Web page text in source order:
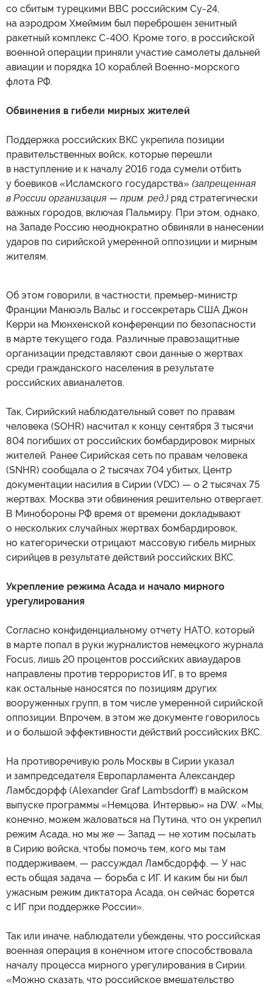
со сбитым турецкими ВВС российским Су-24,
на аэродром Хмеймим был переброшен зенитный
ракетный комплекс С-400. Кроме того, в российской
военной операции приняли участие самолеты дальней
авиации и порядка 10 кораблей Военно-морского
флота РФ.
Обвинения в гибели мирных жителей
Поддержка российских ВКС укрепила позиции
правительственных войск, которые перешли
в наступление и к началу 2016 года сумели отбить
у боевиков «Исламского государства» (запрещенная
в России организация — прим. ред.) ряд стратегически
важных городов, включая Пальмиру. При этом, однако,
на Западе Россию неоднократно обвиняли в нанесении
ударов по сирийской умеренной оппозиции и мирным
жителям.
Об этом говорили, в частности, премьер-министр
Франции Манюэль Вальс и госсекретарь США Джон
Керри на Мюнхенской конференции по безопасности
в марте текущего года. Различные правозащитные
организации представляют свои данные о жертвах
среди гражданского населения в результате
российских авианалетов.
Так, Сирийский наблюдательный совет по правам
человека (SOHR) насчитал к концу сентября 3 тысячи
804 погибших от российских бомбардировок мирных
жителей. Ранее Сирийская сеть по правам человека
(SNHR) сообщала о 2 тысячах 704 убитых, Центр
документации насилия в Сирии (VDC) — о 2 тысячах 75
жертвах. Москва эти обвинения решительно отвергает.
В Минобороны РФ время от времени докладывают
о нескольких случайных жертвах бомбардировок,
но категорически отрицают массовую гибель мирных
сирийцев в результате действий российских ВКС.
Укрепление режима Асада и начало мирного
урегулирования
Согласно конфиденциальному отчету НАТО, который
в марте попал в руки журналистов немецкого журнала
Focus, лишь 20 процентов российских авиаударов
направлены против террористов ИГ, в то время
как остальные наносятся по позициям других
вооруженных групп, в том числе умеренной сирийской
оппозиции. Впрочем, в этом же документе говорилось
и о большой эффективности действий российских ВКС.
На противоречивую роль Москвы в Сирии указал
и зампредседателя Европарламента Александер
Ламбсдорфф (Alexander Graf Lambsdorff) в майском
выпуске программы «Немцова. Интервью» на DW. «Мы,
конечно, можем жаловаться на Путина, что он укрепил
режим Асада, но мы же — Запад — не хотим посылать
в Сирию войска, чтобы помочь тем, кого мы там
поддерживаем, — рассуждал Ламбсдорфф. — У нас
есть общая задача — борьба с ИГ. И каким бы ни был
ужасным режим диктатора Асада, он сейчас борется
с ИГ при поддержке России».
Так или иначе, наблюдатели убеждены, что российская
военная операция в конечном итоге способствовала
началу процесса мирного урегулирования в Сирии.
«Можно сказать, что российское вмешательство